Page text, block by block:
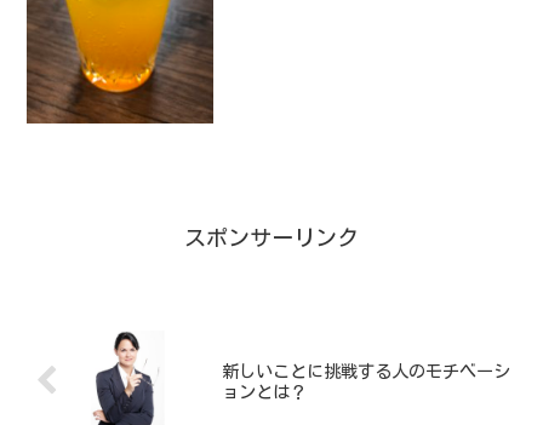
スポンサーリンク
新しいことに挑戦する人のモチベーシ
ョンとは？